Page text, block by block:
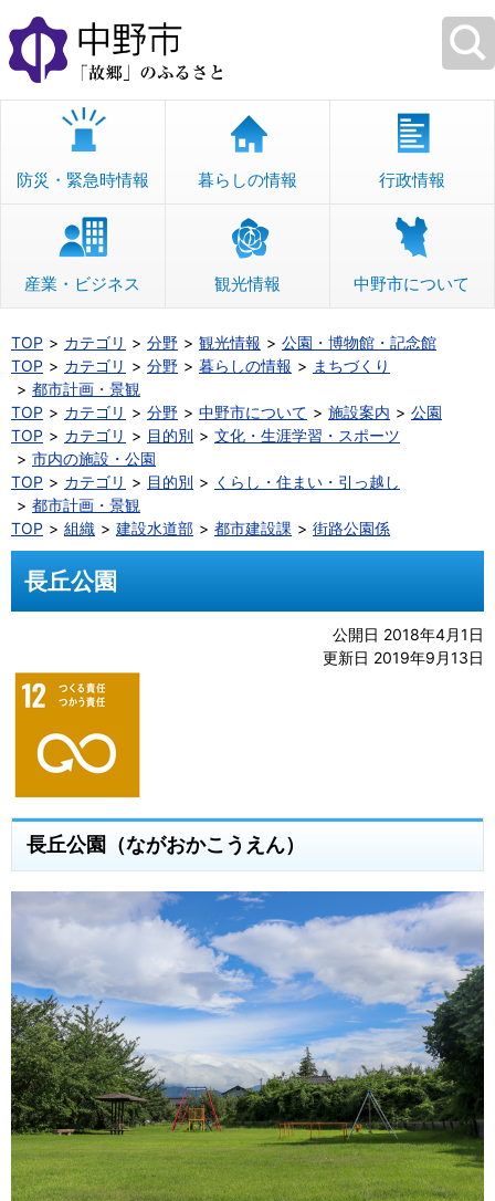
本
文
へ
移
防災・緊急時情報 暮らしの情報 行政情報
産業・ビジネス 観光情報 中野市について
TOP カテゴリ 分野 観光情報
公園・博物館・記念館
TOP
カテゴリ 分野 暮らしの情報
まちづくり
都市計画・景観
TOP
カテゴリ 分野 中野市について 施設案内
公園
TOP
カテゴリ 目的別
文化・生涯学習・スポーツ
市内の施設・公園
TOP
カテゴリ 目的別
くらし・住まい・引っ越し
都市計画・景観
TOP
組織 建設水道部 都市建設課 街路公園係
長丘公園
公開日 2018年4月1日
更新日 2019年9月13日
長丘公園（ながおかこうえん）